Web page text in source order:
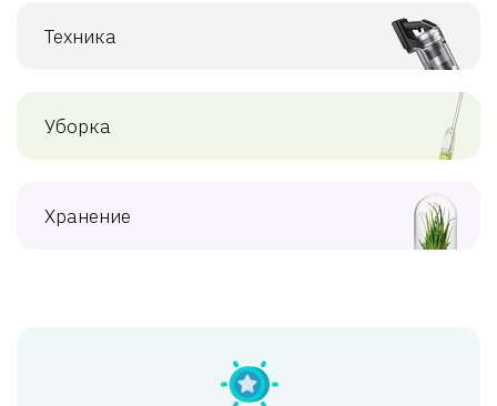
Техника
Уборка
Хранение